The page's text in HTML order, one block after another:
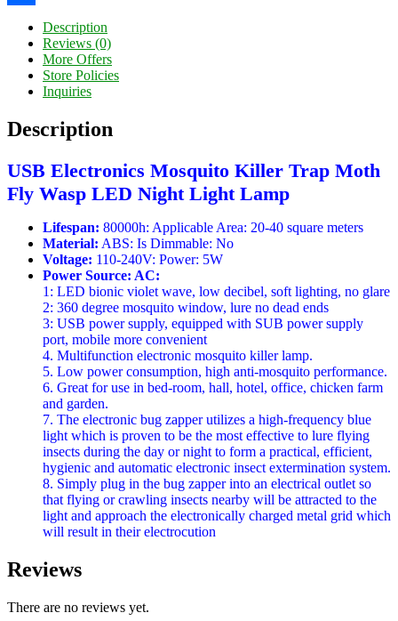
Description
Reviews (0)
More Offers
Store Policies
Inquiries
Description
USB Electronics Mosquito Killer Trap Moth
Fly Wasp LED Night Light Lamp
Lifespan: 80000h: Applicable Area: 20-40 square meters
Material: ABS: Is Dimmable: No
Voltage: 110-240V: Power: 5W
Power Source: AC:
1: LED bionic violet wave, low decibel, soft lighting, no glare
2: 360 degree mosquito window, lure no dead ends
3: USB power supply, equipped with SUB power supply
port, mobile more convenient
4. Multifunction electronic mosquito killer lamp.
5. Low power consumption, high anti-mosquito performance.
6. Great for use in bed-room, hall, hotel, office, chicken farm
and garden.
7. The electronic bug zapper utilizes a high-frequency blue
light which is proven to be the most effective to lure flying
insects during the day or night to form a practical, efficient,
hygienic and automatic electronic insect extermination system.
8. Simply plug in the bug zapper into an electrical outlet so
that flying or crawling insects nearby will be attracted to the
light and approach the electronically charged metal grid which
will result in their electrocution
Reviews
There are no reviews yet.